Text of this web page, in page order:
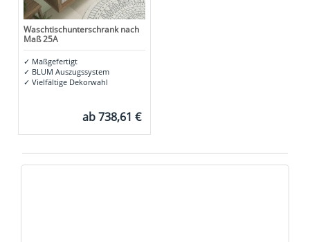
Waschtischunterschrank nach
Maß 25A
✓ Maßgefertigt
✓ BLUM Auszugssystem
✓ Vielfältige Dekorwahl
ab738,61 €